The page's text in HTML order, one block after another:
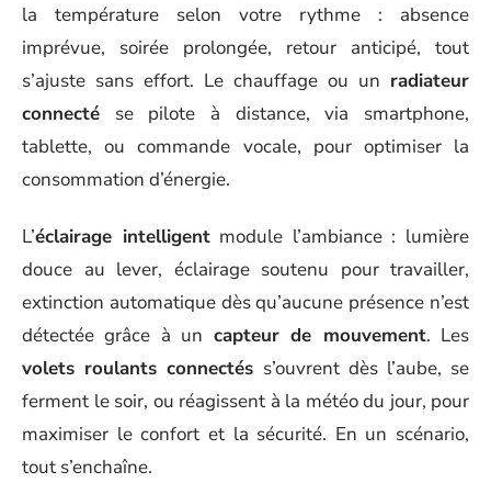
la température selon votre rythme : absence
imprévue, soirée prolongée, retour anticipé, tout
s’ajuste sans effort. Le chauffage ou un radiateur
connecté se pilote à distance, via smartphone,
tablette, ou commande vocale, pour optimiser la
consommation d’énergie.
L’éclairage intelligentmodule l’ambiance : lumière
douce au lever, éclairage soutenu pour travailler,
extinction automatique dès qu’aucune présence n’est
détectée grâce à un capteur de mouvement. Les
volets roulants connectés s’ouvrent dès l’aube, se
ferment le soir, ou réagissent à la météo du jour, pour
maximiser le confort et la sécurité. En un scénario,
tout s’enchaîne.